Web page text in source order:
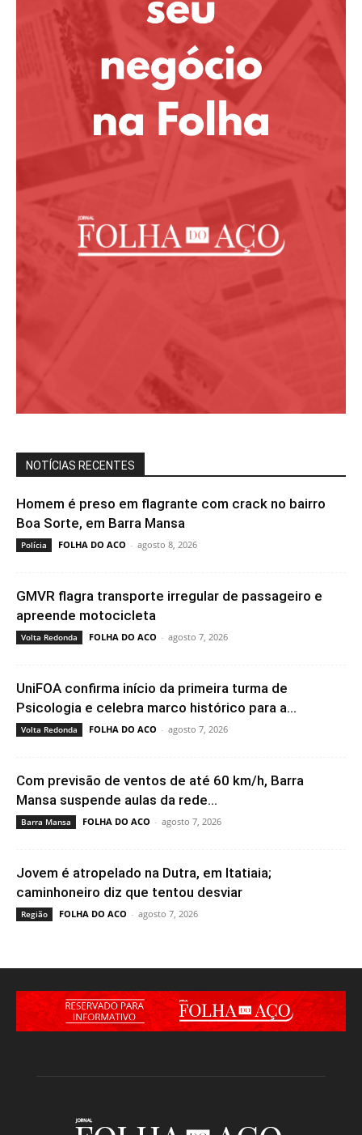
NOTÍCIAS RECENTES
Homem é preso em flagrante com crack no bairro
Boa Sorte, em Barra Mansa
Polícia FOLHA DO ACO - agosto 8, 2026
GMVR flagra transporte irregular de passageiro e
apreende motocicleta
Volta Redonda FOLHA DO ACO - agosto 7, 2026
UniFOA confirma início da primeira turma de
Psicologia e celebra marco histórico para a...
Volta Redonda FOLHA DO ACO - agosto 7, 2026
Com previsão de ventos de até 60 km/h, Barra
Mansa suspende aulas da rede...
Barra Mansa FOLHA DO ACO - agosto 7, 2026
Jovem é atropelado na Dutra, em Itatiaia;
caminhoneiro diz que tentou desviar
Região FOLHA DO ACO - agosto 7, 2026